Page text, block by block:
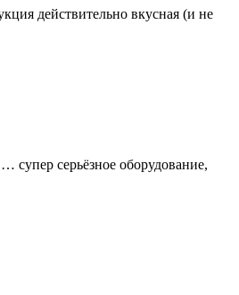
действительно вкусная (и не
серьёзное оборудование,